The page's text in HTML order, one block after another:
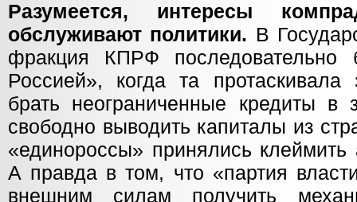
Разумеется, интересы
обслуживают политики. В
фракция КПРФ последовательно
Россией», когда та протаскивала
брать неограниченные кредиты в
свободно выводить капиталы из
«единороссы» принялись клеймить
А правда в том, что «партия
внешним силам получить